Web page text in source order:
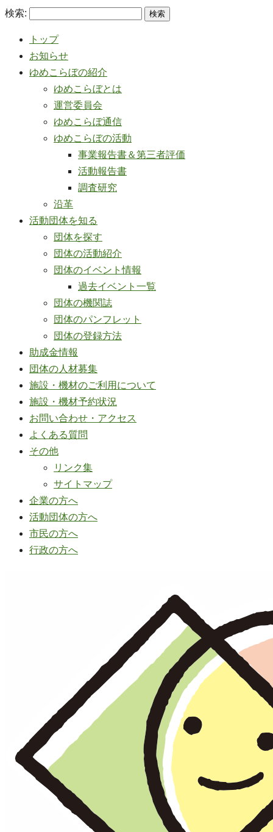
検索:
トップ
お知らせ
ゆめこらぼの紹介
ゆめこらぼとは
運営委員会
ゆめこらぼ通信
ゆめこらぼの活動
事業報告書＆第三者評価
活動報告書
調査研究
沿革
活動団体を知る
団体を探す
団体の活動紹介
団体のイベント情報
過去イベント一覧
団体の機関誌
団体のパンフレット
団体の登録方法
助成金情報
団体の人材募集
施設・機材のご利用について
施設・機材予約状況
お問い合わせ・アクセス
よくある質問
その他
リンク集
サイトマップ
企業の方へ
活動団体の方へ
市民の方へ
行政の方へ